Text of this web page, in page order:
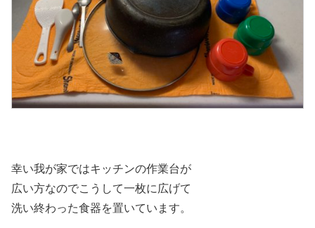
幸い我が家ではキッチンの作業台が
広い方なのでこうして一枚に広げて
洗い終わった食器を置いています。